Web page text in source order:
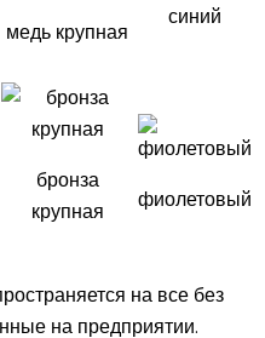
медь крупная синий
бронза
крупная
фиолетовый
на все без
на предприятии.